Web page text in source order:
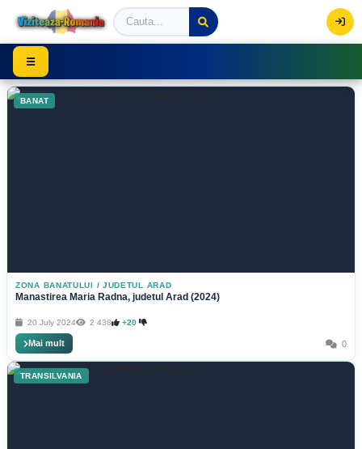
Viziteaza Romania | Obiective Turistice | Trasee
☰
BANAT
ZONA BANATULUI / JUDETUL ARAD
Manastirea Maria Radna, judetul Arad (2024)
20 July 2024 2 438 +20
Mai mult 0
TRANSILVANIA